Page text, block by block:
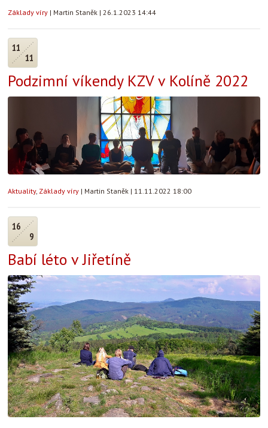
Základy víry | Martin Staněk | 26.1.2023 14:44
11
11
Podzimní víkendy KZV v Kolíně 2022
Aktuality, Základy víry | Martin Staněk | 11.11.2022 18:00
16
9
Babí léto v Jiřetíně